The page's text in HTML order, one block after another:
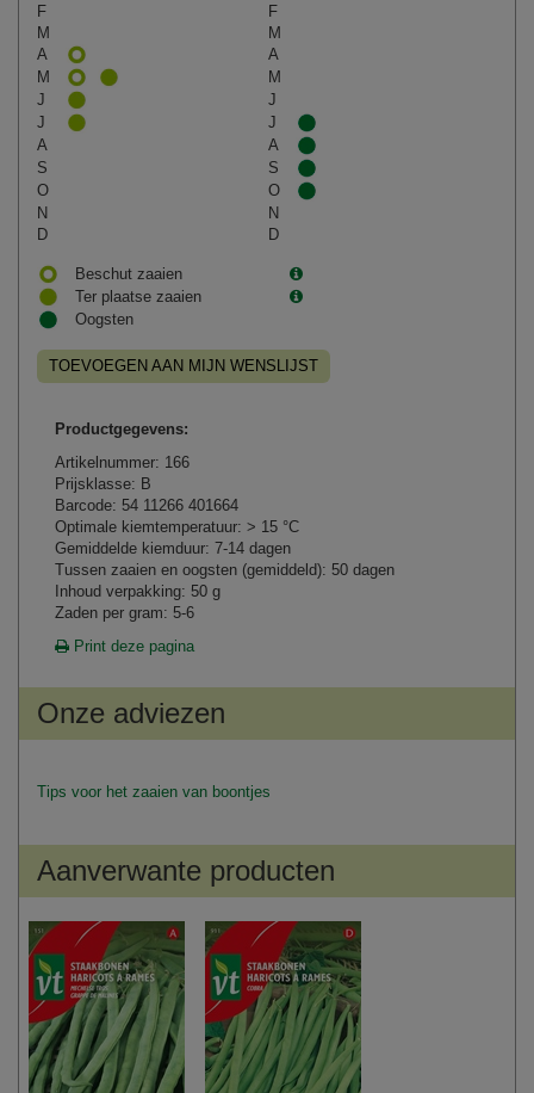
F
F
M
M
A
A
M
M
J
J
J
J
A
A
S
S
O
O
N
N
D
D
Beschut zaaien
Ter plaatse zaaien
Oogsten
TOEVOEGEN AAN MIJN WENSLIJST
Productgegevens:
Artikelnummer: 166
Prijsklasse: B
Barcode: 54 11266 401664
Optimale kiemtemperatuur: > 15 °C
Gemiddelde kiemduur: 7-14 dagen
Tussen zaaien en oogsten (gemiddeld): 50 dagen
Inhoud verpakking: 50 g
Zaden per gram: 5-6
Print deze pagina
Onze adviezen
Tips voor het zaaien van boontjes
Aanverwante producten